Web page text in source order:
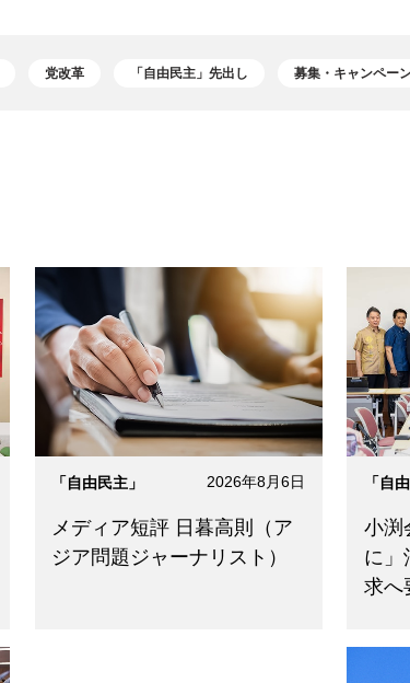
党改革 「自由民主」先出し 募集・キャンペー
「自由民主」 2026年8月6日
メディア短評 日暮高則（ア
ジア問題ジャーナリスト）
「自
小渕
に」
求へ